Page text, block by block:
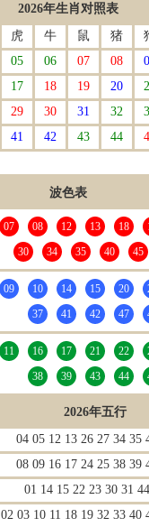
2026年生肖对照表
虎 牛 鼠 猪
05 06 07 08
17 18 19 20
29 30 31 32
41 42 43 44
波色表
07 08 12 13 18
30
34 35 40 45
09 10 14 15 20
37
41 42 47
11 16 17 21 22
38
39 43 44
2026年五行
04 05 12 13 26 27 34 35
08 09 16 17 24 25 38 39
01 14 15 22 23 30 31
02 03 10 11 18 19 32 33 40